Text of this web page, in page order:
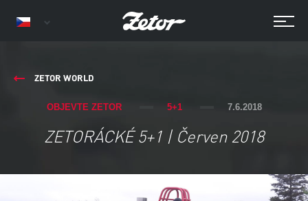
ZETOR WORLD
OBJEVTE ZETOR 5+1 7.6.2018
ZETORÁCKÉ 5+1 | Červen 2018